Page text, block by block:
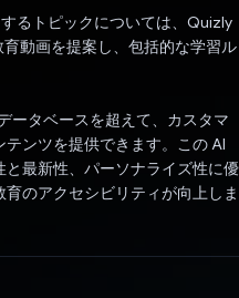
るトピックについては、Quizly
育動画を提案し、包括的な学習ル
ータベースを超えて、カスタマ
ンツを提供できます。この AI
最新性、パーソナライズ性に優
のアクセシビリティが向上しま